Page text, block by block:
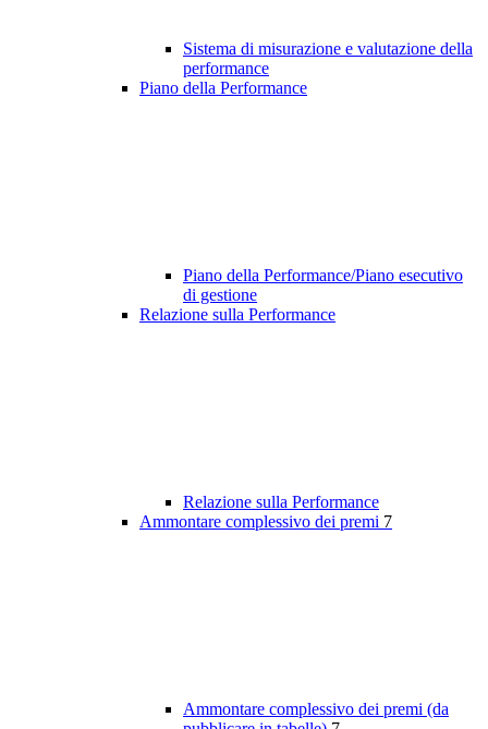
Sistema di misurazione e valutazione della
performance
Piano della Performance
Piano della Performance/Piano esecutivo
di gestione
Relazione sulla Performance
Relazione sulla Performance
Ammontare complessivo dei premi 7
Ammontare complessivo dei premi (da